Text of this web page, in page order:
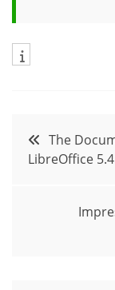
de
entradas
The
LibreOffice